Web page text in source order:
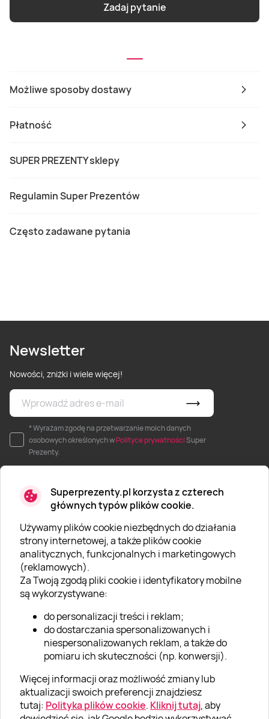
Superprezenty.pl korzysta z czterech
głównych typów plików cookie.
Używamy plików cookie niezbędnych do działania
strony internetowej, a także plików cookie
analitycznych, funkcjonalnych i marketingowych
(reklamowych).
Za Twoją zgodą pliki cookie i identyfikatory mobilne
są wykorzystywane:
do personalizacji treści i reklam;
do dostarczania spersonalizowanych i
niespersonalizowanych reklam, a także do
pomiaru ich skuteczności (np. konwersji).
Więcej informacji oraz możliwość zmiany lub
aktualizacji swoich preferencji znajdziesz
tutaj: Polityka plików cookie. Kliknij tutaj, aby
Możliwe sposoby dostawy
Płatność
SUPER PREZENTY sklepy
Regulamin Super Prezentów
Często zadawane pytania
Zadaj pytanie
Newsletter
Nowości, zniżki i wiele więcej!
* Wyrażam zgodę na przetwarzanie moich danych
osobowych określonych wPolityce prywatnościSuper
Prezenty.
O SUPERPREZENTY
O nas
Aktualności
Kariera w Super Prezentach
Klub Lojalnościowy
Dodaj recenzję